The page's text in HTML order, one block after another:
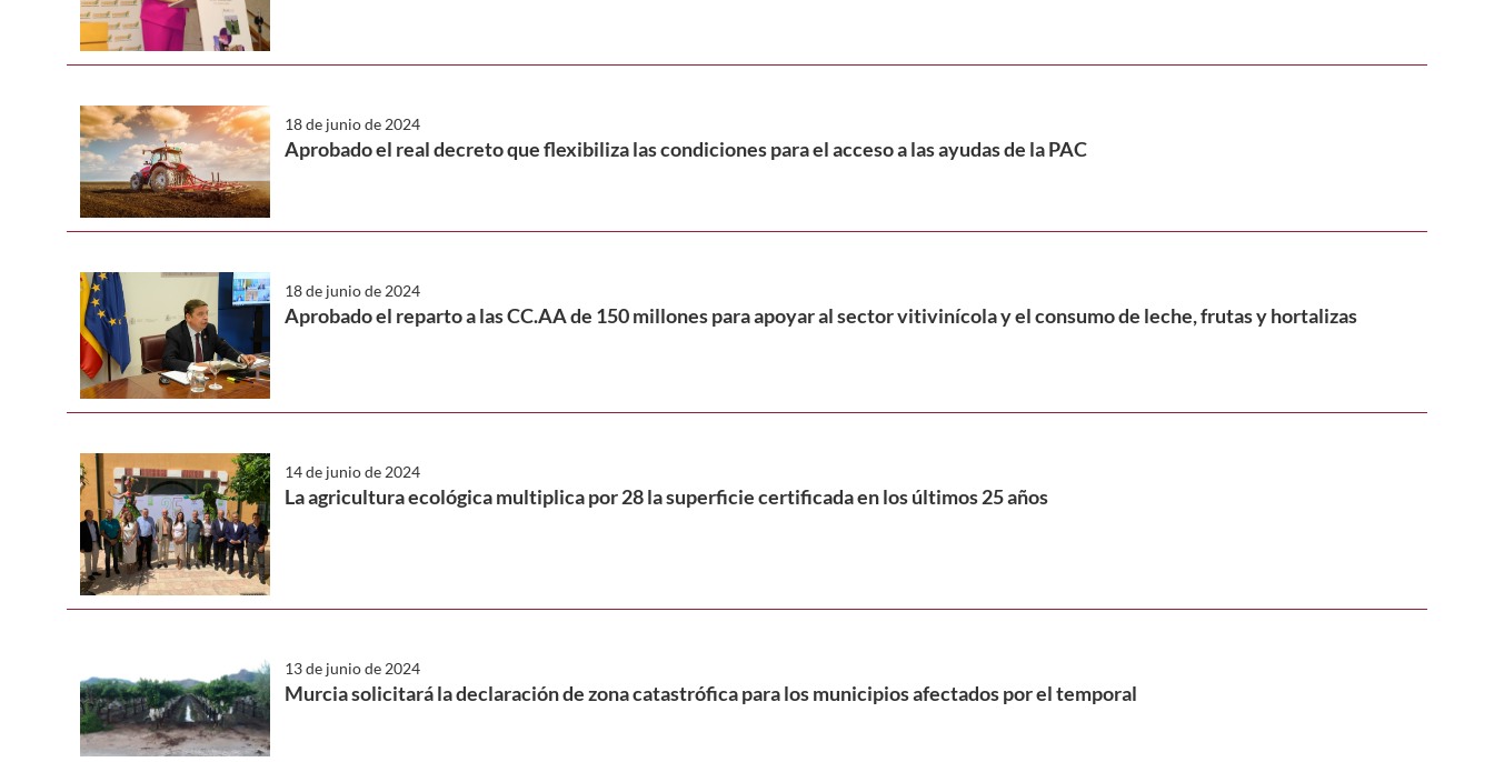
18 de junio de 2024
Aprobado el real decreto que flexibiliza las condiciones para el acceso a las ayudas de la PAC
18 de junio de 2024
Aprobado el reparto a las CC.AA de 150 millones para apoyar al sector vitivinícola y el consumo de leche, frutas y hortalizas
14 de junio de 2024
La agricultura ecológica multiplica por 28 la superficie certificada en los últimos 25 años
13 de junio de 2024
Murcia solicitará la declaración de zona catastrófica para los municipios afectados por el temporal